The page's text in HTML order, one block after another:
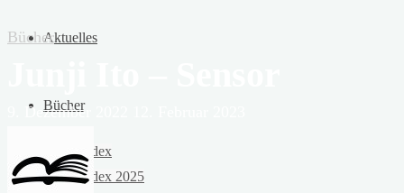
Aktuelles
Bücher
Index
Index 2025
Bücher
9. Dezember 2022